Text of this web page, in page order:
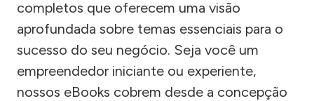
completos que oferecem uma visão
aprofundada sobre temas essenciais para o
sucesso do seu negócio. Seja você um
empreendedor iniciante ou experiente,
nossos eBooks cobrem desde a concepção